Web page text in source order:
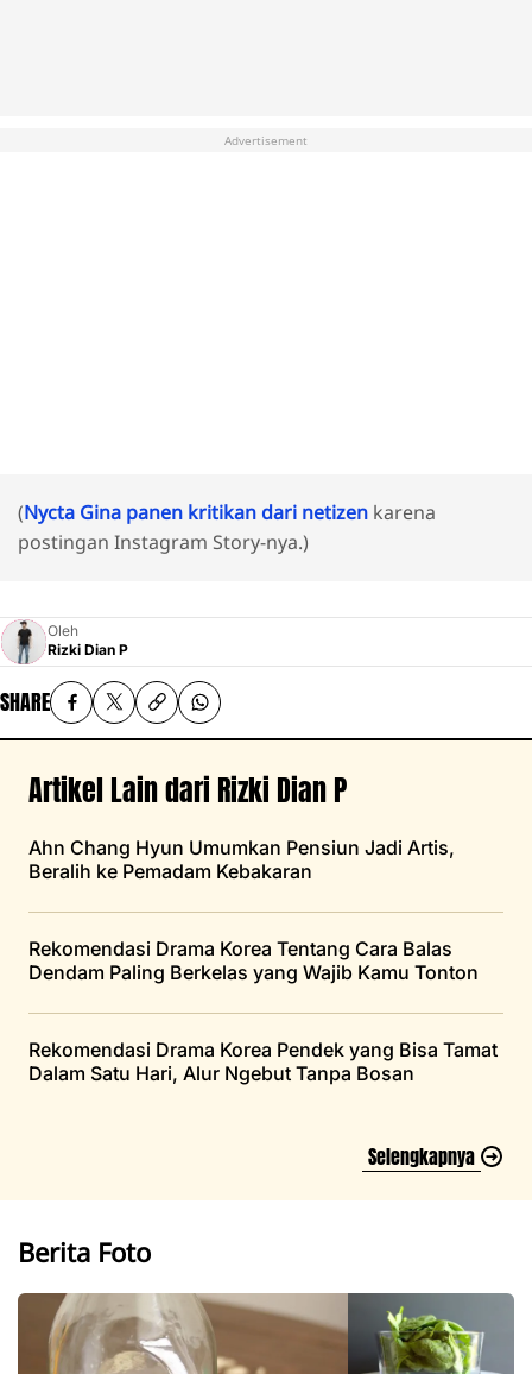
Advertisement
(Nycta Gina panen kritikan dari netizen karena
postingan Instagram Story-nya.)
Oleh
Rizki Dian P
SHARE
Artikel Lain dari Rizki Dian P
Ahn Chang Hyun Umumkan Pensiun Jadi Artis,
Beralih ke Pemadam Kebakaran
Rekomendasi Drama Korea Tentang Cara Balas
Dendam Paling Berkelas yang Wajib Kamu Tonton
Rekomendasi Drama Korea Pendek yang Bisa Tamat
Dalam Satu Hari, Alur Ngebut Tanpa Bosan
Selengkapnya
Berita Foto